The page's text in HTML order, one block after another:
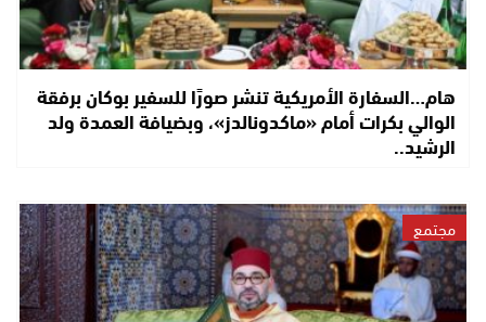
هام…السفارة الأمريكية تنشر صورًا للسفير بوكان برفقة
الوالي بكرات أمام «ماكدونالدز»، وبضيافة العمدة ولد
الرشيد..
مجتمع